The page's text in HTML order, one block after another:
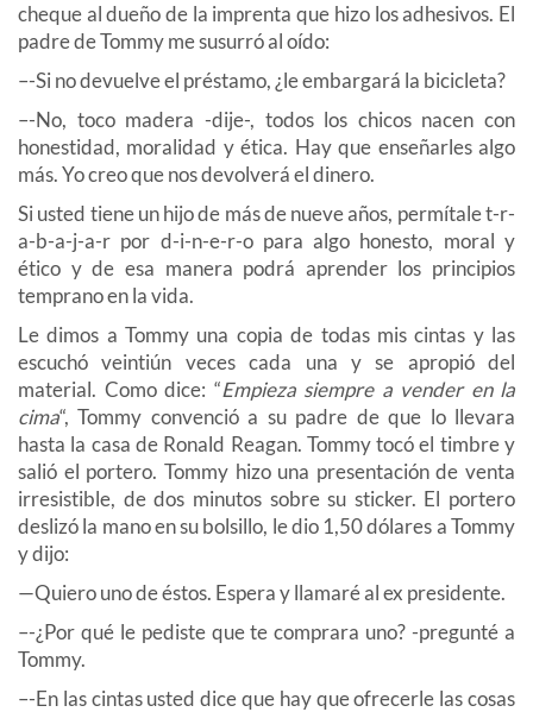
cheque al dueño de la imprenta que hizo los adhesivos. El
padre de Tommy me susurró al oído:
–-Si no devuelve el préstamo, ¿le embargará la bicicleta?
–-No, toco madera -dije-, todos los chicos nacen con
honestidad, moralidad y ética. Hay que enseñarles algo
más. Yo creo que nos devolverá el dinero.
Si usted tiene un hijo de más de nueve años, permítale t-r-
a-b-a-j-a-r por d-i-n-e-r-o para algo honesto, moral y
ético y de esa manera podrá aprender los principios
temprano en la vida.
Le dimos a Tommy una copia de todas mis cintas y las
escuchó veintiún veces cada una y se apropió del
material. Como dice: “Empieza siempre a vender en la
cima“, Tommy convenció a su padre de que lo llevara
hasta la casa de Ronald Reagan. Tommy tocó el timbre y
salió el portero. Tommy hizo una presentación de venta
irresistible, de dos minutos sobre su sticker. El portero
deslizó la mano en su bolsillo, le dio 1,50 dólares a Tommy
y dijo:
—Quiero uno de éstos. Espera y llamaré al ex presidente.
–-¿Por qué le pediste que te comprara uno? -pregunté a
Tommy.
–-En las cintas usted dice que hay que ofrecerle las cosas